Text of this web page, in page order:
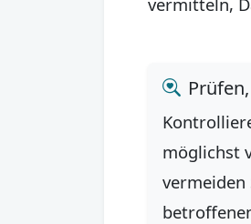
möglichst
vermeiden